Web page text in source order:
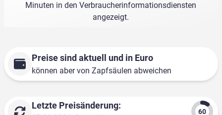
Minuten in den Verbraucherinformationsdiensten
angezeigt.
Preise sind aktuell und in Euro
können aber von Zapfsäulen abweichen
Letzte Preisänderung: